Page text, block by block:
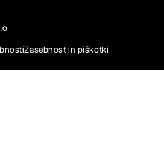
Zasebnost in piškotki